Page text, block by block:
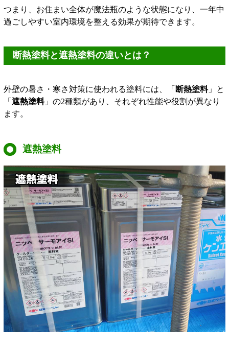
つまり、お住まい全体が魔法瓶のような状態になり、一年中
過ごしやすい室内環境を整える効果が期待できます。
断熱塗料と遮熱塗料の違いとは？
外壁の暑さ・寒さ対策に使われる塗料には、「 断熱塗料」と
「 遮熱塗料」の2種類があり、それぞれ性能や役割が異なり
ます。
遮熱塗料